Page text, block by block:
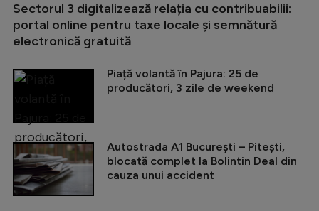
Sectorul 3 digitalizează relația cu contribuabilii:
portal online pentru taxe locale și semnătură
electronică gratuită
Piață volantă în Pajura: 25 de
producători, 3 zile de weekend
Autostrada A1 București – Pitești,
blocată complet la Bolintin Deal din
cauza unui accident